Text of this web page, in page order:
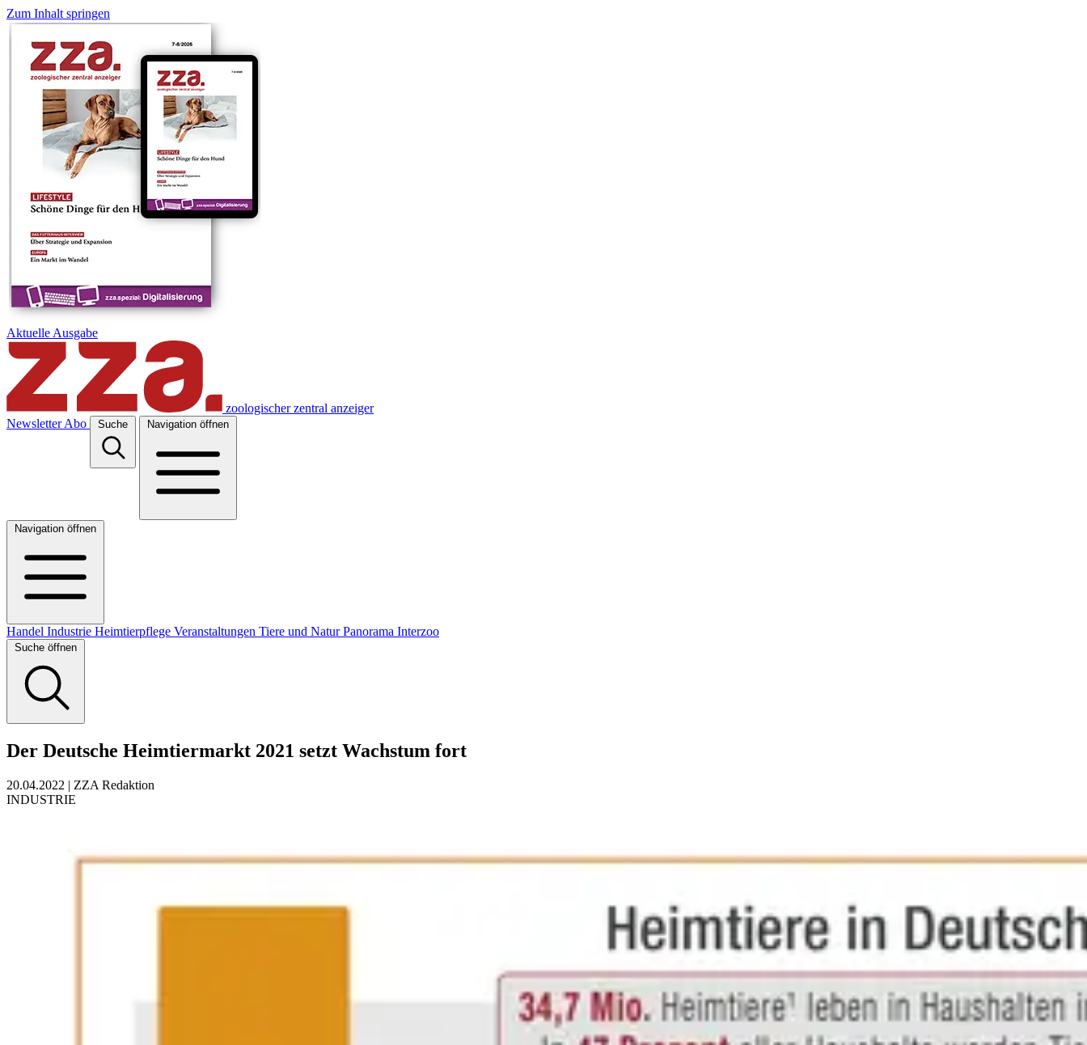
Zum Inhalt springen
Aktuelle Ausgabe
zoologischer zentral anzeiger
Newsletter Abo Suche Navigation öffnen
Navigation öffnen
Handel Industrie Heimtierpflege Veranstaltungen Tiere und NaturPanorama Interzoo
Suche öffnen
Der Deutsche Heimtiermarkt 2021 setzt Wachstum fort
20.04.2022 | ZZA Redaktion
INDUSTRIE